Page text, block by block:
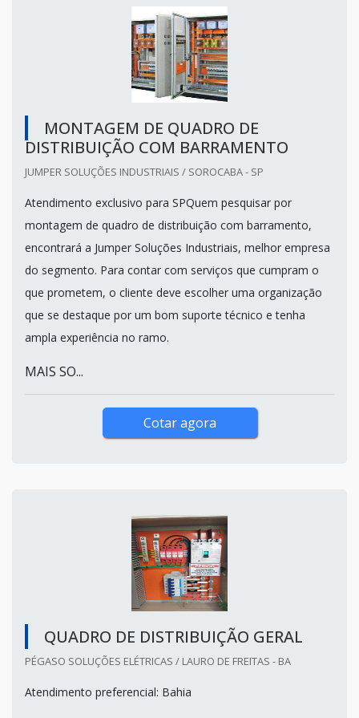
MONTAGEM DE QUADRO DE
DISTRIBUIÇÃO COM BARRAMENTO
JUMPER SOLUÇÕES INDUSTRIAIS / SOROCABA - SP
Atendimento exclusivo para SPQuem pesquisar por
montagem de quadro de distribuição com barramento,
encontrará a Jumper Soluções Industriais, melhor empresa
do segmento. Para contar com serviços que cumpram o
que prometem, o cliente deve escolher uma organização
que se destaque por um bom suporte técnico e tenha
ampla experiência no ramo.
MAIS SO...
Cotar agora
QUADRO DE DISTRIBUIÇÃO GERAL
PÉGASO SOLUÇÕES ELÉTRICAS / LAURO DE FREITAS - BA
Atendimento preferencial: Bahia